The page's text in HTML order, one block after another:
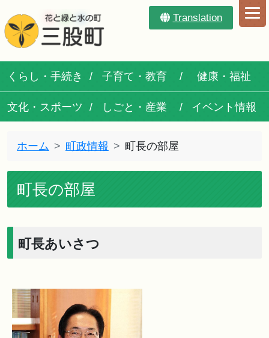
Translation
くらし・手続き 子育て・教育 健康・福祉
文化・スポーツ しごと・産業 イベント情報
ホーム 町政情報 町長の部屋
町長の部屋
町長あいさつ